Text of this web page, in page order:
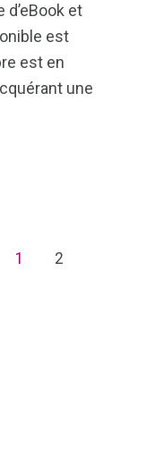
et
est
est en
une
1 2